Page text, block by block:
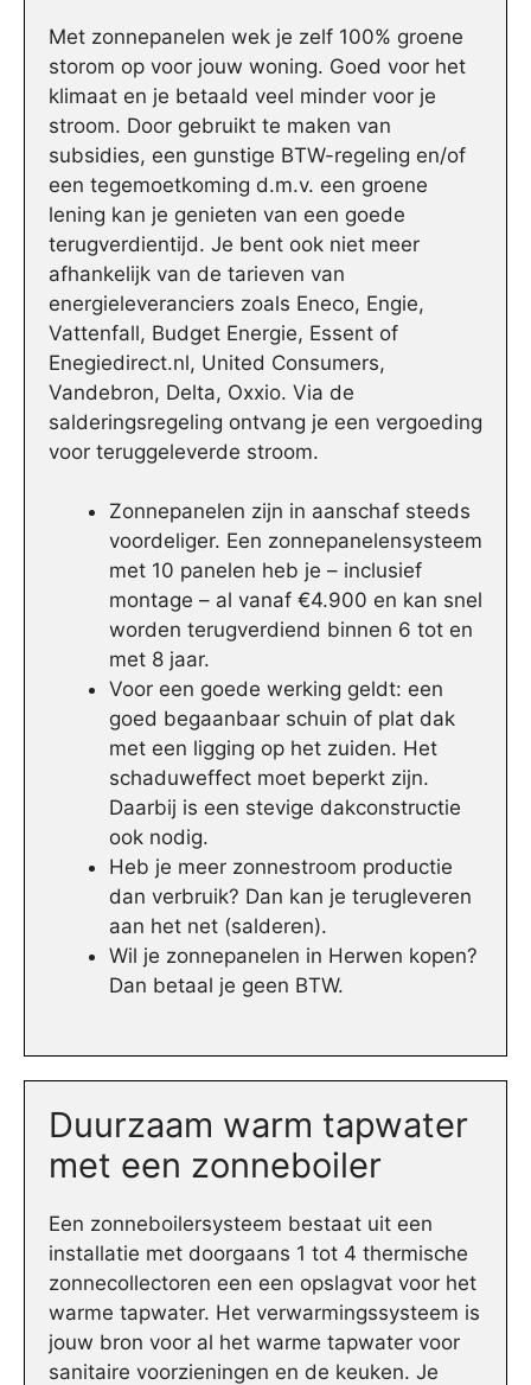
Met zonnepanelen wek je zelf 100% groene
storom op voor jouw woning. Goed voor het
klimaat en je betaald veel minder voor je
stroom. Door gebruikt te maken van
subsidies, een gunstige BTW-regeling en/of
een tegemoetkoming d.m.v. een groene
lening kan je genieten van een goede
terugverdientijd. Je bent ook niet meer
afhankelijk van de tarieven van
energieleveranciers zoals Eneco, Engie,
Vattenfall, Budget Energie, Essent of
Enegiedirect.nl, United Consumers,
Vandebron, Delta, Oxxio. Via de
salderingsregeling ontvang je een vergoeding
voor teruggeleverde stroom.
Zonnepanelen zijn in aanschaf steeds
voordeliger. Een zonnepanelensysteem
met 10 panelen heb je – inclusief
montage – al vanaf €4.900 en kan snel
worden terugverdiend binnen 6 tot en
met 8 jaar.
Voor een goede werking geldt: een
goed begaanbaar schuin of plat dak
met een ligging op het zuiden. Het
schaduweffect moet beperkt zijn.
Daarbij is een stevige dakconstructie
ook nodig.
Heb je meer zonnestroom productie
dan verbruik? Dan kan je terugleveren
aan het net (salderen).
Wil je zonnepanelen in Herwen kopen?
Dan betaal je geen BTW.
Duurzaam warm tapwater
met een zonneboiler
Een zonneboilersysteem bestaat uit een
installatie met doorgaans 1 tot 4 thermische
zonnecollectoren een een opslagvat voor het
warme tapwater. Het verwarmingssysteem is
jouw bron voor al het warme tapwater voor
sanitaire voorzieningen en de keuken. Je